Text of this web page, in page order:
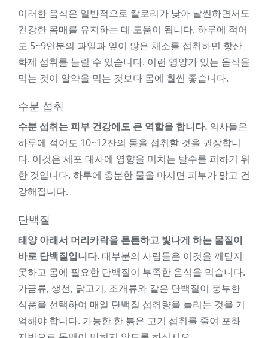
이러한 음식은 일반적으로 칼로리가 낮아 날씬하면서도
건강한 몸매를 유지하는 데 도움이 됩니다. 하루에 적어
도 5~9인분의 과일과 잎이 많은 채소를 섭취하면 항산
화제 섭취를 늘릴 수 있습니다. 이런 영양가 있는 음식을
먹는 것이 알약을 먹는 것보다 몸에 훨씬 좋습니다.
수분 섭취
수분 섭취는 피부 건강에도 큰 역할을 합니다. 의사들은
하루에 적어도 10~12잔의 물을 섭취할 것을 권장합니
다. 이것은 세포 대사에 영향을 미치는 탈수를 피하기 위
한 것입니다. 하루에 충분한 물을 마시면 피부가 맑고 건
강해집니다.
단백질
태양 아래서 머리카락을 튼튼하고 빛나게 하는 물질이
바로 단백질입니다.대부분의 사람들은 이것을 깨닫지
못하고 몸에 필요한 단백질이 부족한 음식을 먹습니다.
가금류, 생선, 닭고기, 조개류와 같은 단백질이 풍부한
식품을 선택하여 매일 단백질 섭취량을 늘리는 것을 기
억해야 합니다. 가능한 한 붉은 고기 섭취를 줄여 포화